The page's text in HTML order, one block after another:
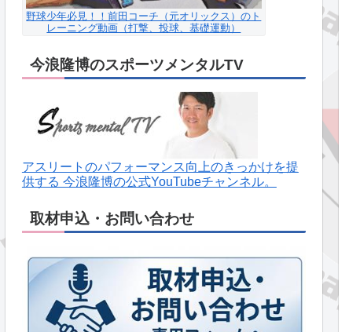
野球少年必見！！前田コーチ（元オリックス）のト
レーニング動画（打撃、投球、基礎運動）
今浪隆博のスポーツメンタルTV
アスリートのパフォーマンス向上のきっかけを提
供する 今浪隆博の公式YouTubeチャンネル。
取材申込・お問い合わせ